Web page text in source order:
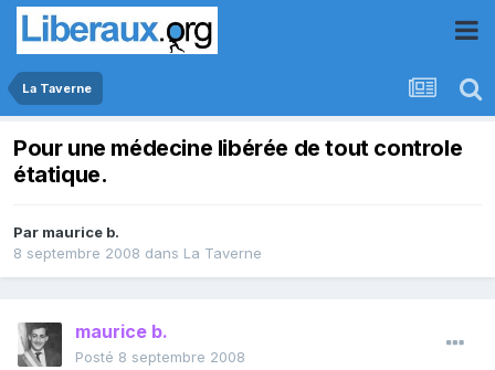
La Taverne
Pour une médecine libérée de tout controle
étatique.
Par maurice b.
8 septembre 2008 dans La Taverne
maurice b.
Posté 8 septembre 2008